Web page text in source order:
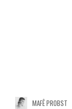
MAFÊ PROBST